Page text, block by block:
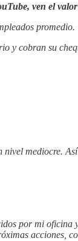
ven el
promedio.
y cobran su
mediocre.
por mi
acciones,